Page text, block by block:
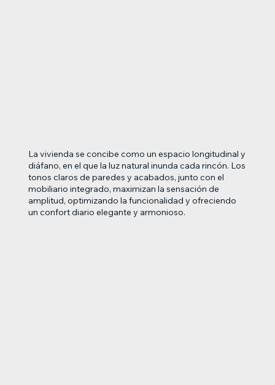
La vivienda se concibe como un espacio longitudinal y
diáfano, en el que la luz natural inunda cada rincón. Los
tonos claros de paredes y acabados, junto con el
mobiliario integrado, maximizan la sensación de
amplitud, optimizando la funcionalidad y ofreciendo
un confort diario elegante y armonioso.